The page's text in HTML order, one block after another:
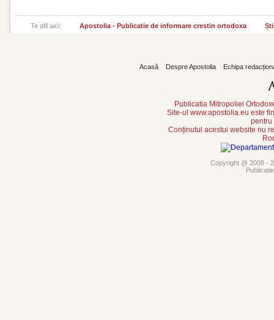
Te afli aici: Apostolia - Publicatie de informare crestin ortodoxa
Acasă Despre Apostolia Echipa
Publicatia Mitropoliei
Site-ul www.apostolia.eu este
pentru
Conținutul acestui website nu
Copyright @ 2008 -